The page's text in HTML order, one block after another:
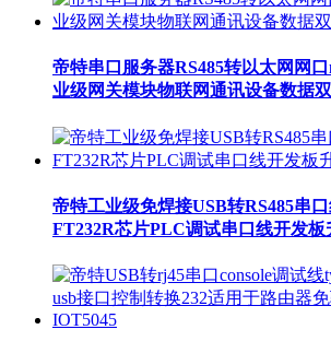
帝特串口服务器RS485转以太网网
业级网关模块物联网通讯设备数据
帝特工业级免焊接USB转RS485串
FT232R芯片PLC调试串口线开发板